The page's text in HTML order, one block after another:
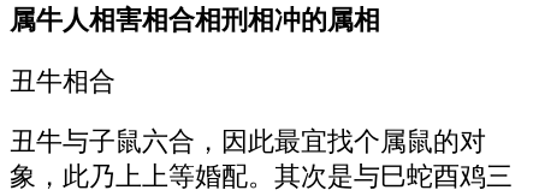
属牛人相害相合相刑相冲的属相
丑牛相合
丑牛与子鼠六合，因此最宜找个属鼠的对
象，此乃上上等婚配。其次是与巳蛇酉鸡三